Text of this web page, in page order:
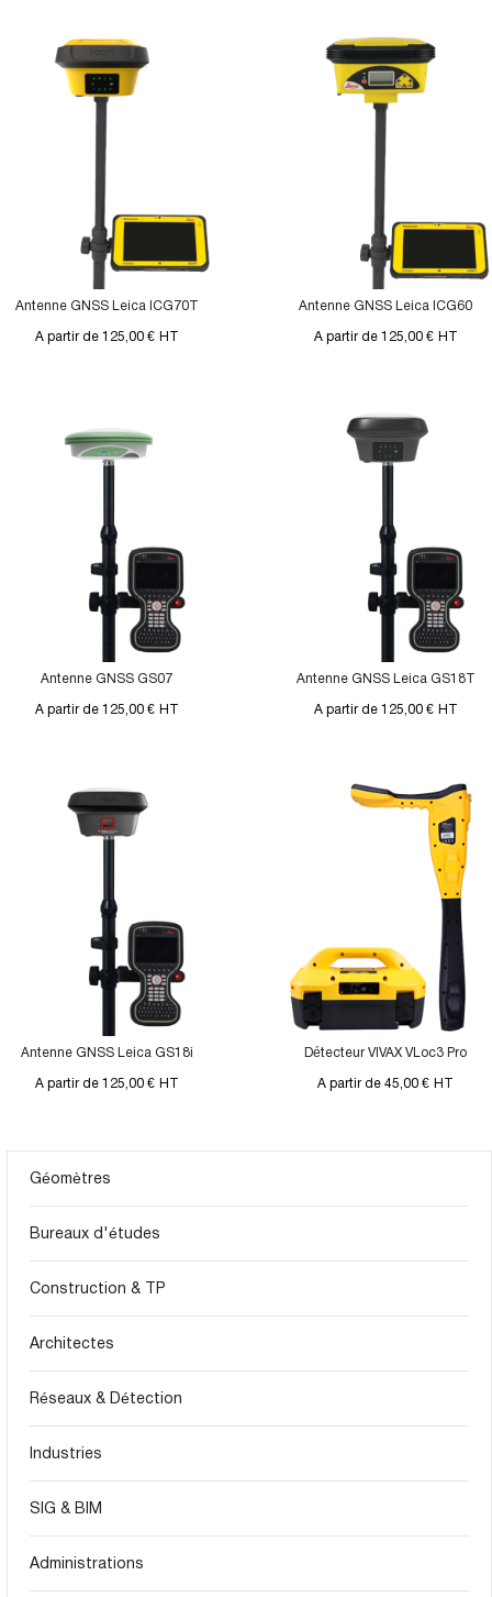
Géomètres
Bureaux d'études
Construction & TP
Architectes
Réseaux & Détection
Industries
SIG & BIM
Administrations
Antenne GNSS Leica ICG70T
A partir de 125,00 € HT
Antenne GNSS Leica ICG60
A partir de 125,00 € HT
Antenne GNSS GS07
A partir de 125,00 € HT
Antenne GNSS Leica GS18T
A partir de 125,00 € HT
Antenne GNSS Leica GS18i
A partir de 125,00 € HT
Détecteur VIVAX VLoc3 Pro
A partir de 45,00 € HT